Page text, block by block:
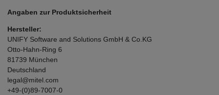
Angaben zur Produktsicherheit
Hersteller:
UNIFY Software and Solutions GmbH & Co.KG
Otto-Hahn-Ring 6
81739 München
Deutschland
legal@mitel.com
+49-(0)89-7007-0